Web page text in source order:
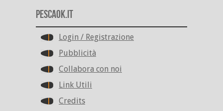
PescaOk.it
Login / Registrazione
Pubblicità
Collabora con noi
Link Utili
Credits